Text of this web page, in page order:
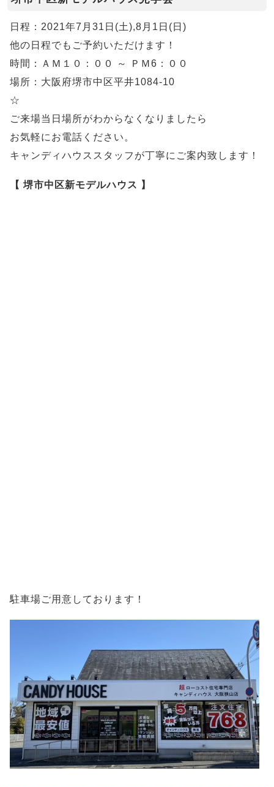
日程：2021年7月31日(土),8月1日(日)
他の日程でもご予約いただけます！
時間：ＡＭ１０：００ ～ ＰＭ6：００
場所：大阪府堺市中区平井1084-10
☆
ご来場当日場所がわからなくなりましたら
お気軽にお電話ください。
キャンディハウススタッフが丁寧にご案内致します！
【 堺市中区新モデルハウス 】
駐車場ご用意しております！